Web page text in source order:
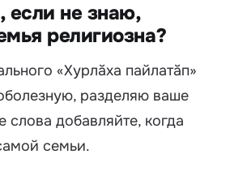
если не знаю,
религиозна?
«Хурлăха пайлатăп»
разделяю ваше
слова добавляйте, когда
семьи.